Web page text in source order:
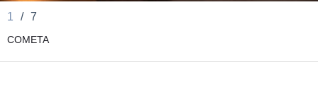
1 / 7
COMETA